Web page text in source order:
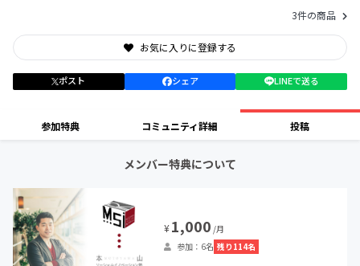
3件の商品
お気に入りに登録する
ポスト シェア LINEで送る
参加特典 コミュニティ詳細 投稿
メンバー特典について
¥1,000 /月
参加：6名 残り114名